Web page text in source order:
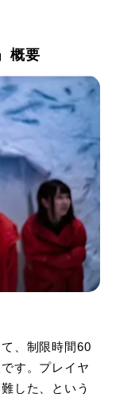
概要
、制限時間60
す。プレイヤ
した、という